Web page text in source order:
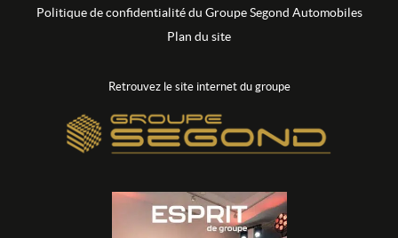
Politique de confidentialité du Groupe Segond Automobiles
Plan du site
Retrouvez le site internet du groupe